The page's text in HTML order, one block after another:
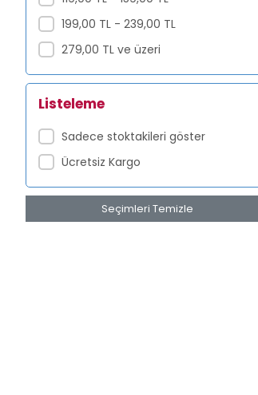
199,00 TL - 239,00 TL
279,00 TL ve üzeri
Listeleme
Sadece stoktakileri göster
Ücretsiz Kargo
Seçimleri Temizle